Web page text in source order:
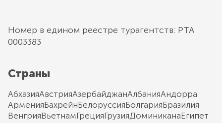
Номер в едином реестре турагентств: РТА
0003383
Страны
АбхазияАвстрияАзербайджанАлбанияАндорра
АрменияБахрейнБелоруссияБолгарияБразилия
ВенгрияВьетнамГрецияГрузияДоминиканаЕгипет